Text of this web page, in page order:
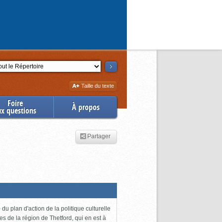
Augmenter
la
Taille du texte
Foire
questions À propos
Partager
plan d'action de la politique culturelle
de la région de Thetford, qui en est à